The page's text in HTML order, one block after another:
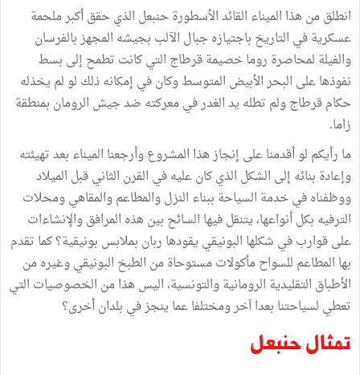
انطلق من هذا الميناء القائد الأسطورة حنبعل الذي حقق أكبر ملحمة
عسكرية في التاريخ باجتيازه جبال الآلب بجيشه المجهز بالفرسان
والفيلة لمحاصرة روما خصيمة قرطاج التي كانت تطمح إلى بسط
نفوذها على البحر الأبيض المتوسط وكان في إمكانه ذلك لو لم يخذله
حكام قرطاج ولم تطله يد الغدر في معركته ضد جيش الرومان بمنطقة
زاما.
ما رأيكم لو أقدمنا على إنجاز هذا المشروع وأرجعنا الميناء بعد تهيئته
وإعادة بنائه إلى الشكل الذي كان عليه في القرن الثاني قبل الميلاد
ووظفناه في خدمة السياحة ببناء النزل والمطاعم والمقاهي ومحلات
الترفيه بكل أنواعها، يتنقل فيها السائح بين هذه المرافق والإنشاءات
على قوارب في شكلها البونيقي يقودها ربان بملابس بونيقية؟ كما تقدم
بها المطاعم للسواح مأكولات مستوحاة من الطبخ البونيقي وغيره من
الأطباق التقليدية الرومانية والتونسية، اليس هذا من الخصوصيات التي
تعطي لسياحتنا بعدا آخر ومختلفا عما ينجز في بلدان أخرى؟
تمثال حنبعل